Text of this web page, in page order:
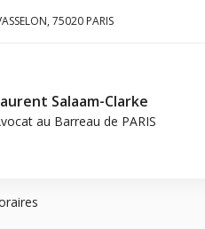
75020 PARIS
Salaam-Clarke
au Barreau de PARIS